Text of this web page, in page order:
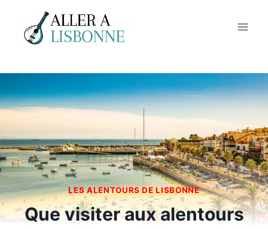
contenu
LES ALENTOURS DE LISBONNE
Que visiter aux alentours